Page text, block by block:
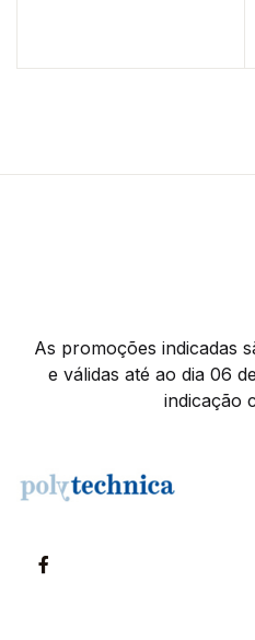
As promoções indicadas
e válidas até ao dia 06
indicação